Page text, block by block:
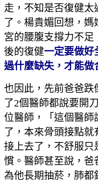
走，不知是否復健
了。楊貴媚回想，
宮的腰腹支撐力不
後的復健一定要做好
過什麼缺失，才能做
也因此，先前爸爸跌
了2個醫師都說要開
位醫師，「這個醫
了，本來骨頭接點就
接上去了，不舒服只
慣。醫師甚至說，爸
為他長期抽菸，肺